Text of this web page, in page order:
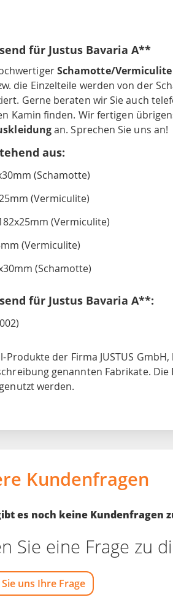
für Justus Bavaria A**
Schamotte/Vermiculite
die Einzelteile werden von der
Gerne beraten wir Sie auch
Kamin finden. Wir fertigen
an. Sprechen Sie uns an!
aus:
(Schamotte)
(Vermiculite)
(Vermiculite)
(Vermiculite)
(Schamotte)
für Justus Bavaria A**:
der Firma JUSTUS
genannten Fabrikate.
werden.
Kundenfragen
es noch keine Kundenfragen
Sie eine Frage zu
uns Ihre Frage